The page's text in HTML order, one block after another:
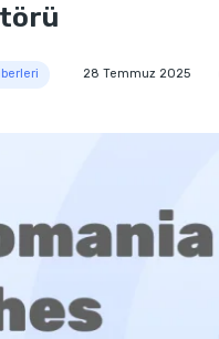
28 Temmuz 2025